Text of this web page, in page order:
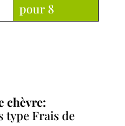
pour 8
chèvre:
type Frais de